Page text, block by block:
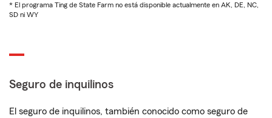
* El programa Ting de State Farm no está disponible actualmente en AK, DE, NC,
SD ni WY
Seguro de inquilinos
El seguro de inquilinos, también conocido como seguro de